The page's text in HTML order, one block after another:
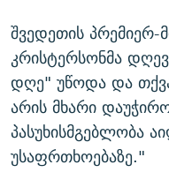
შვედეთის
კრისტერსონმა
დღე" უწოდა და
არის მხარი
პასუხისმგებლობა
უსაფრთხოებაზე."